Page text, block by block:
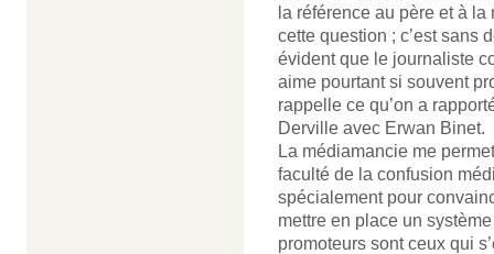
la référence au père et à
cette question ; c’est sans
évident que le journaliste
aime pourtant si souvent
rappelle ce qu’on a
Derville avec Erwan Binet.
La médiamancie me
faculté de la confusion
spécialement pour
mettre en place un
promoteurs sont ceux qui